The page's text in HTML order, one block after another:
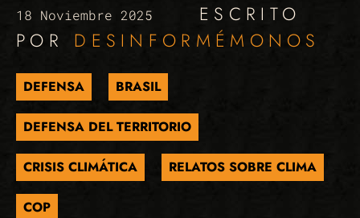
18 Noviembre 2025
ESCRITO
POR DESINFORMÉMONOS
DEFENSA BRASIL
DEFENSA DEL TERRITORIO
CRISIS CLIMÁTICA RELATOS SOBRE CLIMA
COP